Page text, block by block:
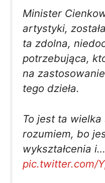
Minister
artystyki,
ta zdolna,
potrzebująca,
na
tego dzieła.
To jest ta
rozumiem, bo
wykształcenia i…
pic.twitter.com/